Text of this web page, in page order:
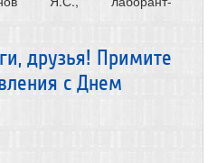
друзья! Примите
с Днем